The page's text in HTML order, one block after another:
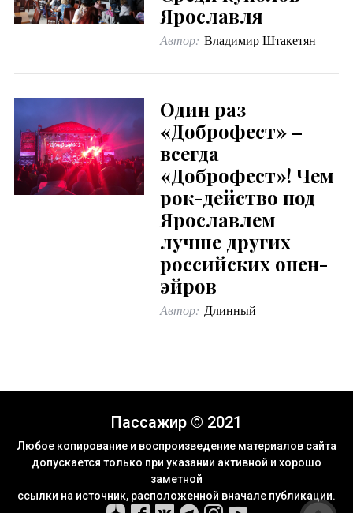
Ярославля
Автор: Владимир Штакетян
Один раз
«Доброфест» –
всегда
«Доброфест»! Чем
рок-действо под
Ярославлем
лучше других
российских опен-
эйров
Автор: Длинный
Пассажир © 2021
Любое копирование и воспроизведение материалов сайта
допускается только при указании активной и хорошо
заметной
ссылки на источник, расположенной вначале публикации.